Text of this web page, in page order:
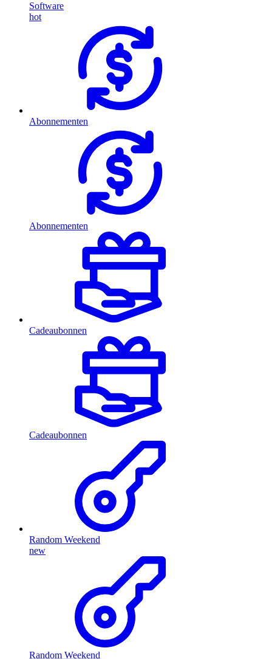
Software
hot
Abonnementen
Abonnementen
Cadeaubonnen
Cadeaubonnen
Random Weekend
new
Random Weekend